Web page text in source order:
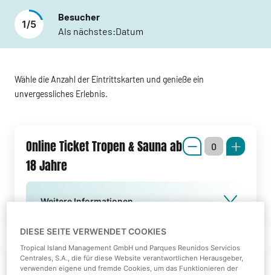
1/5
Besucher
Als nächstes:Datum
Wähle die Anzahl der Eintrittskarten und genieße ein
unvergessliches Erlebnis.
Online Ticket Tropen & Sauna ab
18 Jahre
Weitere Informationen
Online Ticket Tropen & Sauna
DIESE SEITE VERWENDET COOKIES
Tropical Island Management GmbH und Parques Reunidos Servicios
Centrales, S.A., die für diese Website verantwortlichen Herausgeber,
verwenden eigene und fremde Cookies, um das Funktionieren der